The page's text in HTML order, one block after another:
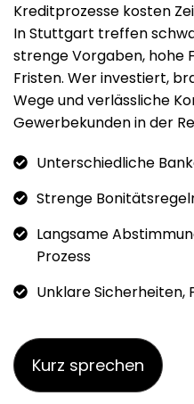
Kreditprozesse kosten
In Stuttgart treffen
strenge Vorgaben, hohe
Fristen. Wer investiert,
Wege und verlässliche
Gewerbekunden in der
Unterschiedliche
Strenge
Langsame
Prozess
Unklare Sicherheiten,
Kurz sprechen